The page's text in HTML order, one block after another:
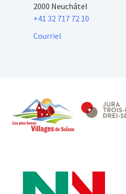
2000 Neuchâtel
+41 32 717 72 10
Courriel